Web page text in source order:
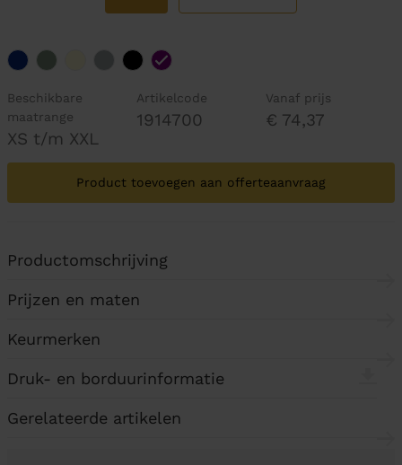
Beschikbare
maatrange
XS t/m XXL
Artikelcode
1914700
Vanaf prijs
€ 74,37
Product toevoegen aan offerteaanvraag
Productomschrijving
Prijzen en maten
Keurmerken
Druk- en borduurinformatie
Gerelateerde artikelen